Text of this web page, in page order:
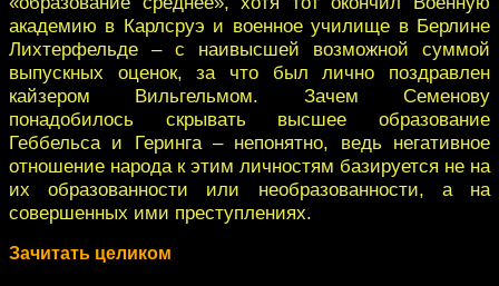
академию в Карлсруэ и военное училище в Берлине
Лихтерфельде – с наивысшей возможной суммой
выпускных оценок, за что был лично поздравлен
кайзером Вильгельмом. Зачем Семенову
понадобилось скрывать высшее образование
Геббельса и Геринга – непонятно, ведь негативное
отношение народа к этим личностям базируется не на
их образованности или необразованности, а на
совершенных ими преступлениях.
Зачитать целиком